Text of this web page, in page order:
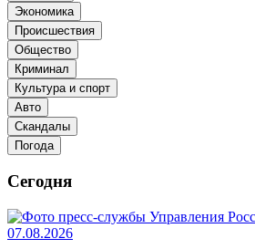
Экономика
Происшествия
Общество
Криминал
Культура и спорт
Авто
Скандалы
Погода
Сегодня
07.08.2026